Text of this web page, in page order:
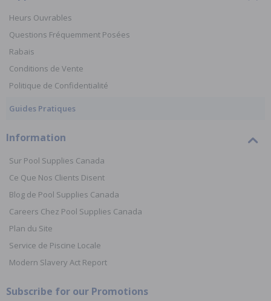
Heurs Ouvrables
Questions Fréquemment Posées
Rabais
Conditions de Vente
Politique de Confidentialité
Guides Pratiques
Information
Sur Pool Supplies Canada
Ce Que Nos Clients Disent
Blog de Pool Supplies Canada
Careers Chez Pool Supplies Canada
Plan du Site
Service de Piscine Locale
Modern Slavery Act Report
Subscribe for our Promotions